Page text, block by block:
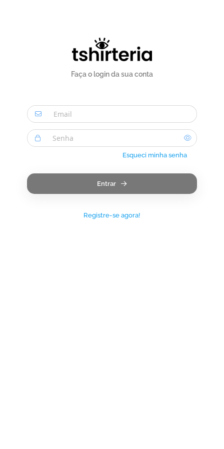
Faça o login da sua conta
Esqueci minha senha
Entrar
Registre-se agora!